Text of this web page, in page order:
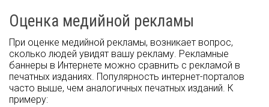
Оценка медийной рекламы
При оценке медийной рекламы, возникает вопрос,
сколько людей увидят вашу рекламу. Рекламные
баннеры в Интернете можно сравнить с рекламой в
печатных изданиях. Популярность интернет-порталов
часто выше, чем аналогичных печатных изданий. К
примеру: